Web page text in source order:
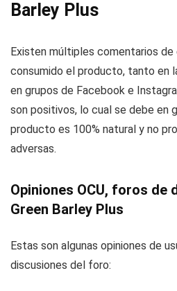
Barley Plus
Existen múltiples comentarios de
consumido el producto, tanto en
en grupos de Facebook e
son positivos, lo cual se debe en
producto es 100% natural y no
adversas.
Opiniones OCU, foros de
Green Barley Plus
Estas son algunas opiniones de
discusiones del foro: